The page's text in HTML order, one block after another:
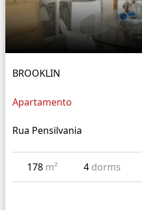
BROOKLIN
Apartamento
Rua Pensilvania
178 m² 4 dorms